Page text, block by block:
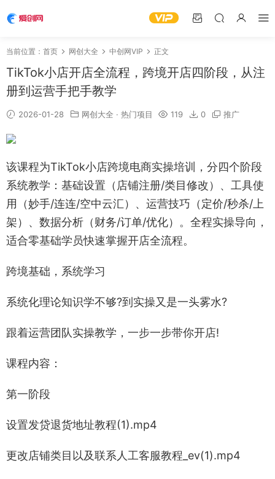
当前位置： 首页 网创大全 中创网VIP 正文
TikTok小店开店全流程，跨境开店四阶段，从注
册到运营手把手教学
2026-01-28 网创大全 · 热门项目 119 0 推广
该课程为TikTok小店跨境电商实操培训，分四个阶段
系统教学：基础设置（店铺注册/类目修改）、工具使
用（妙手/连连/空中云汇）、运营技巧（定价/秒杀/上
架）、数据分析（财务/订单/优化）。全程实操导向，
适合零基础学员快速掌握开店全流程。
跨境基础，系统学习
系统化理论知识学不够?到实操又是一头雾水?
跟着运营团队实操教学，一步一步带你开店!
课程内容：
第一阶段
设置发贷退货地址教程(1).mp4
更改店铺类目以及联系人工客服教程_ev(1).mp4